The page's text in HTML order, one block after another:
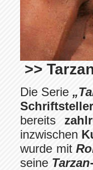
>>
Die Serie „
bereits
inzwischen
wurde mit
seine Tarzan